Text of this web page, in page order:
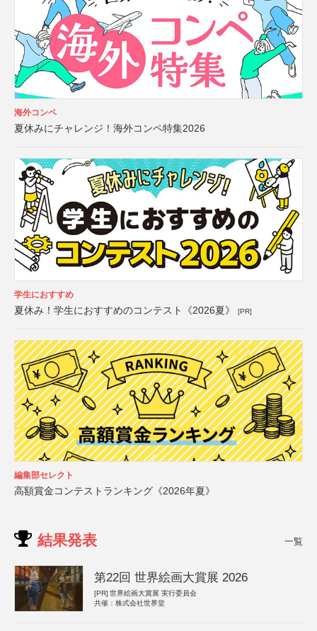
海外コンペ
夏休みにチャレンジ！海外コンペ特集2026
学生におすすめ
夏休み！学生におすすめのコンテスト《2026夏》 [PR]
編集部セレクト
高額賞金コンテストランキング《2026年夏》
結果発表 一覧
第22回 世界絵画大賞展 2026
[PR] 世界絵画大賞展 実行委員会
共催：株式会社世界堂